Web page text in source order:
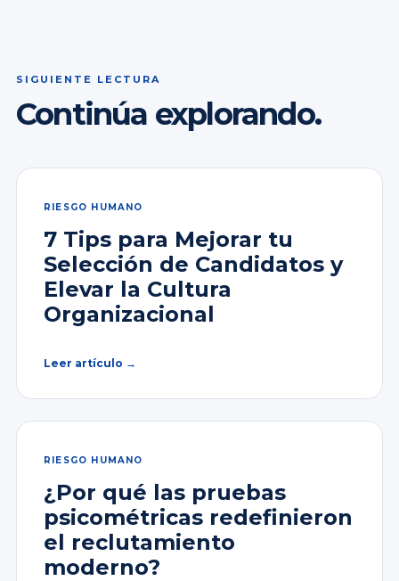
SIGUIENTE LECTURA
Continúa explorando.
RIESGO HUMANO
7 Tips para Mejorar tu
Selección de Candidatos y
Elevar la Cultura
Organizacional
Leer artículo →
RIESGO HUMANO
¿Por qué las pruebas
psicométricas redefinieron
el reclutamiento
moderno?